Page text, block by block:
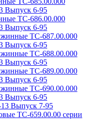
Выпуск 6-95
ТС-686.00.000
Выпуск 6-95
ТС-687.00.000
Выпуск 6-95
ТС-688.00.000
Выпуск 6-95
ТС-689.00.000
Выпуск 6-95
ТС-690.00.000
Выпуск 6-95
Выпуск 7-95
ТС-659.00.00 серии